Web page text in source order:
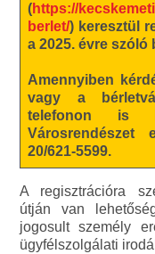
(https://
berlet/) keresztül
a 2025. évre szóló
Amennyiben
vagy a
telefonon is
Városrendészet
20/621-5599.
A regisztrációra
útján van
jogosult személy
ügyfélszolgálati